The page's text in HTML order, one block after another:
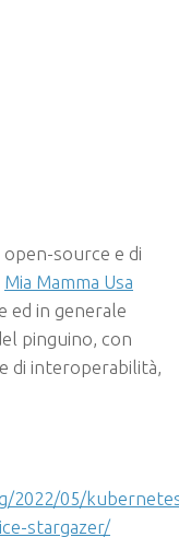
source e di
Mia Mamma Usa
ed in generale
pinguino, con
di interoperabilità,
2022/05/
stargazer/